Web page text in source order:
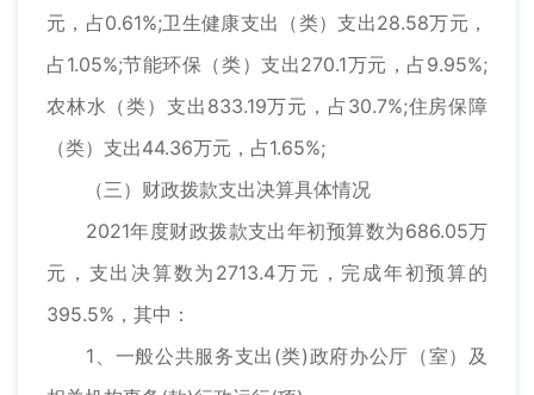
元，占0.61%;卫生健康支出（类）支出28.58万元，
占1.05%;节能环保（类）支出270.1万元，占9.95%;
农林水（类）支出833.19万元，占30.7%;住房保障
（类）支出44.36万元，占1.65%;
（三）财政拨款支出决算具体情况
2021年度财政拨款支出年初预算数为686.05万
元，支出决算数为2713.4万元，完成年初预算的
395.5%，其中：
1、一般公共服务支出(类)政府办公厅（室）及